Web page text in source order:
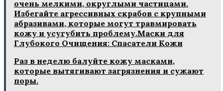
очень мелкими, округлыми частицами.
Избегайте агрессивных скрабов с крупными
абразивами, которые могут травмировать
кожу и усугубить проблему.Маски для
Глубокого Очищения: Спасатели Кожи
Раз в неделю балуйте кожу масками,
которые вытягивают загрязнения и сужают
поры.